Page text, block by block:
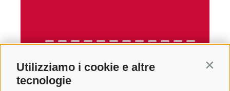
Utilizziamo i cookie e altre
tecnologie